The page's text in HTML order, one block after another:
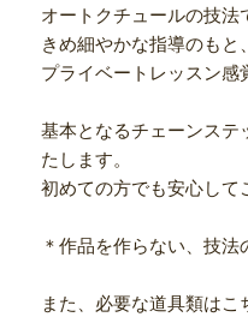
オートクチュールの技法
きめ細やかな指導のもと、
プライベートレッスン感
基本となるチェーンステ
たします。
初めての方でも安心して
＊作品を作らない、技法
また、必要な道具類はこ